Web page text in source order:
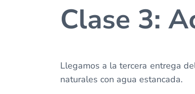
Clase 3:
Llegamos a la tercera entrega
naturales con agua estancada.